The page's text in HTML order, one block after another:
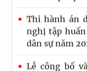
nghị tập
dân sự năm